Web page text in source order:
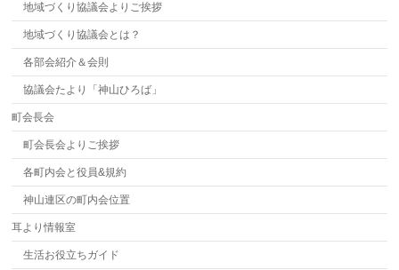
地域づくり協議会よりご挨拶
地域づくり協議会とは？
各部会紹介＆会則
協議会たより「神山ひろば」
町会長会
町会長会よりご挨拶
各町内会と役員&規約
神山連区の町内会位置
耳より情報室
生活お役立ちガイド